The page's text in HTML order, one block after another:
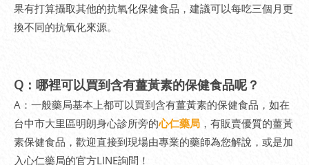
果有打算攝取其他的抗氧化保健食品，建議可以每吃三個月更
換不同的抗氧化來源。
Q：哪裡可以買到含有薑黃素的保健食品呢？
A：一般藥局基本上都可以買到含有薑黃素的保健食品，如在
台中市大里區明朗身心診所旁的心仁藥局 ，有販賣優質的薑黃
素保健食品，歡迎直接到現場由專業的藥師為您解說，或是加
入心仁藥局的官方LINE詢問！